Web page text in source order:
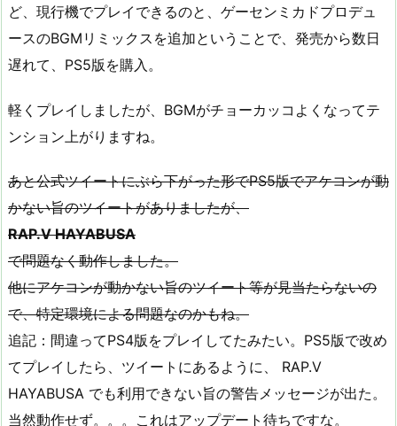
ど、現行機でプレイできるのと、ゲーセンミカドプロデュ
ースのBGMリミックスを追加ということで、発売から数日
遅れて、PS5版を購入。
軽くプレイしましたが、BGMがチョーカッコよくなってテ
ンション上がりますね。
あと公式ツイートにぶら下がった形でPS5版でアケコンが動
かない旨のツイートがありましたが、
RAP.V HAYABUSA
で問題なく動作しました。
他にアケコンが動かない旨のツイート等が見当たらないの
で、特定環境による問題なのかもね。
追記：間違ってPS4版をプレイしてたみたい。PS5版で改め
てプレイしたら、ツイートにあるように、 RAP.V
HAYABUSA でも利用できない旨の警告メッセージが出た。
当然動作せず。。。これはアップデート待ちですな。